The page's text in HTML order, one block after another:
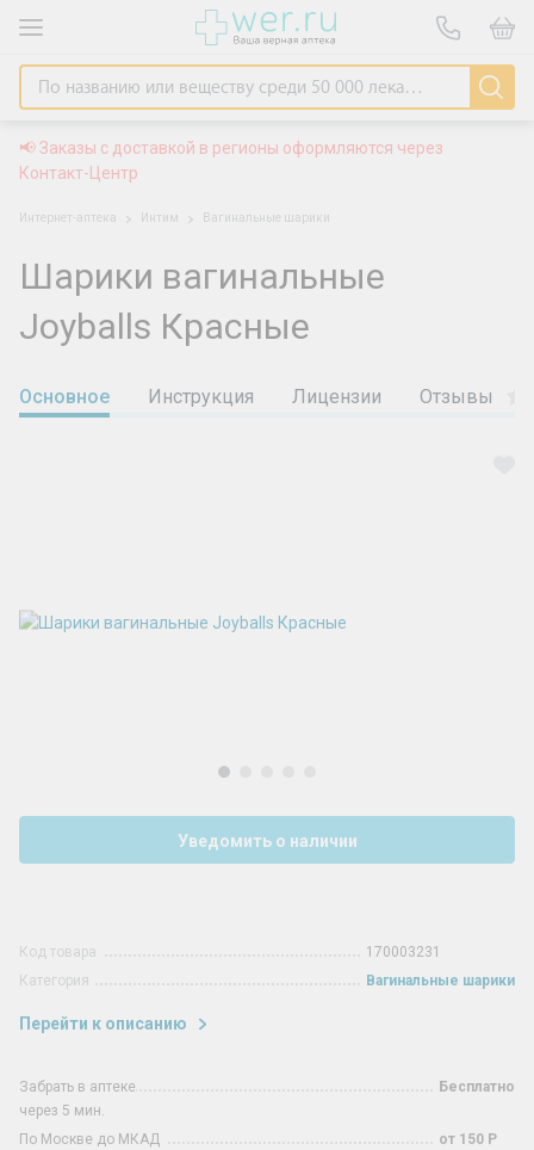
📢 Заказы с доставкой в регионы оформляются через
Контакт-Центр
Интернет-аптека Интим Вагинальные шарики
Шарики вагинальные
Joyballs Красные
Основное Инструкция Лицензии Отзывы
Уведомить о наличии
Код товара
170003231
Категория
Вагинальные шарики
Перейти к описанию
Забрать в аптеке
через 5 мин.
Бесплатно
По Москве до МКАД
от 150 Р